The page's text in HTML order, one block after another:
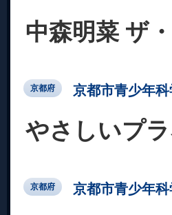
中森明菜 ザ
京都府 京都市青少年
やさしいプ
京都府 京都市青少年